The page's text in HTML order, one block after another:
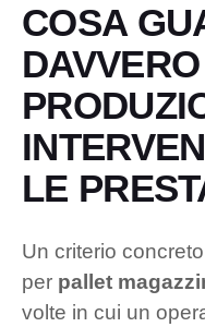
COSA
LE
Un criterio
per pallet
volte in cui un